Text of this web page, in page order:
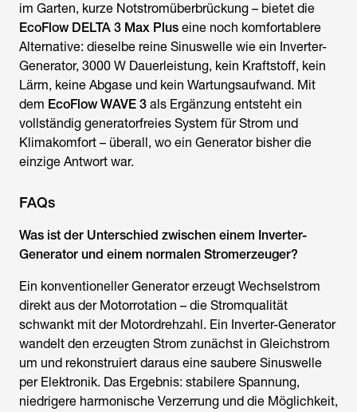
im Garten, kurze Notstromüberbrückung – bietet die
EcoFlow DELTA 3 Max Plus eine noch komfortablere
Alternative: dieselbe reine Sinuswelle wie ein Inverter-
Generator, 3000 W Dauerleistung, kein Kraftstoff, kein
Lärm, keine Abgase und kein Wartungsaufwand. Mit
dem EcoFlow WAVE 3 als Ergänzung entsteht ein
vollständig generatorfreies System für Strom und
Klimakomfort – überall, wo ein Generator bisher die
einzige Antwort war.
FAQs
Was ist der Unterschied zwischen einem Inverter-
Generator und einem normalen Stromerzeuger?
Ein konventioneller Generator erzeugt Wechselstrom
direkt aus der Motorrotation – die Stromqualität
schwankt mit der Motordrehzahl. Ein Inverter-Generator
wandelt den erzeugten Strom zunächst in Gleichstrom
um und rekonstruiert daraus eine saubere Sinuswelle
per Elektronik. Das Ergebnis: stabilere Spannung,
niedrigere harmonische Verzerrung und die Möglichkeit,